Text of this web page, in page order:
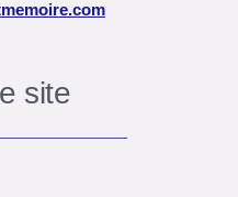
site